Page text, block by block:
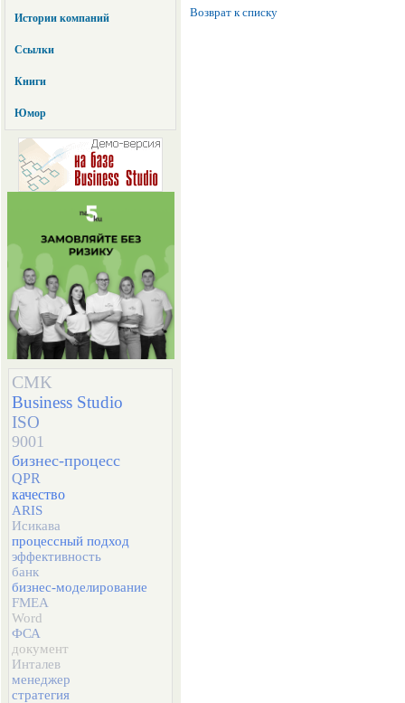
Истории компаний
Ссылки
Книги
Юмор
СМК
Business Studio
ISO
9001
бизнес-процесс
QPR
качество
ARIS
Исикава
процессный подход
эффективность
банк
бизнес-моделирование
FMEA
Word
ФСА
документ
Инталев
менеджер
стратегия
Возврат к списку